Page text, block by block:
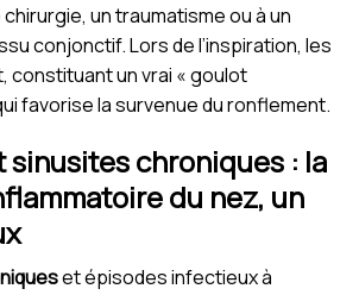
un traumatisme ou à un
conjonctif. Lors de l’inspiration, les
constituant un vrai « goulot
favorise la survenue du ronflement.
sinusites chroniques : la
du nez, un
et épisodes infectieux à